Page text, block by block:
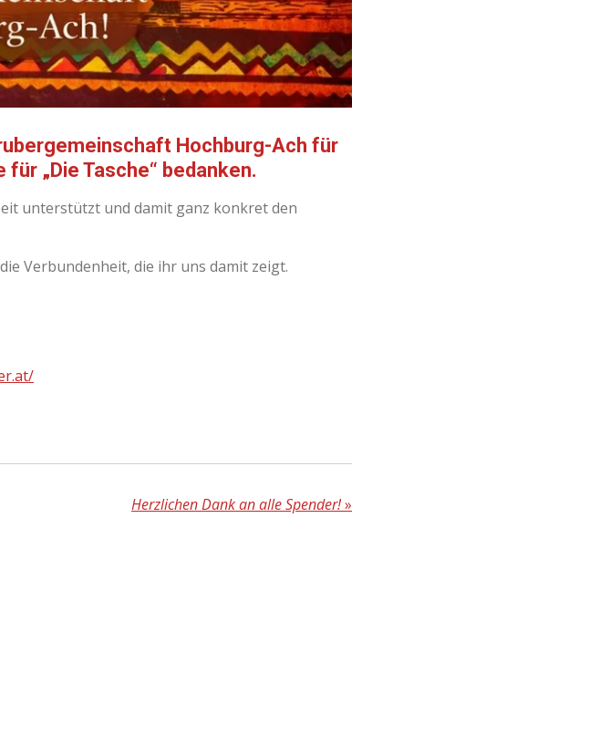
Hochburg-Ach für
für „Die Tasche“ bedanken.
unterstützt und damit ganz konkret den
Verbundenheit, die ihr uns damit zeigt.
Herzlichen Dank an alle Spender!»